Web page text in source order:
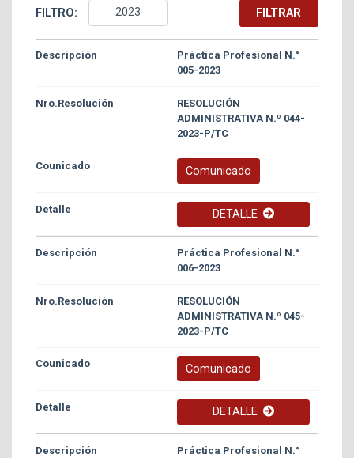
FILTRO: FILTRAR
Práctica Profesional N.°
005-2023
RESOLUCIÓN
ADMINISTRATIVA N.º 044-
2023-P/TC
Comunicado
DETALLE
Práctica Profesional N.°
006-2023
RESOLUCIÓN
ADMINISTRATIVA N.º 045-
2023-P/TC
Comunicado
DETALLE
Práctica Profesional N.°